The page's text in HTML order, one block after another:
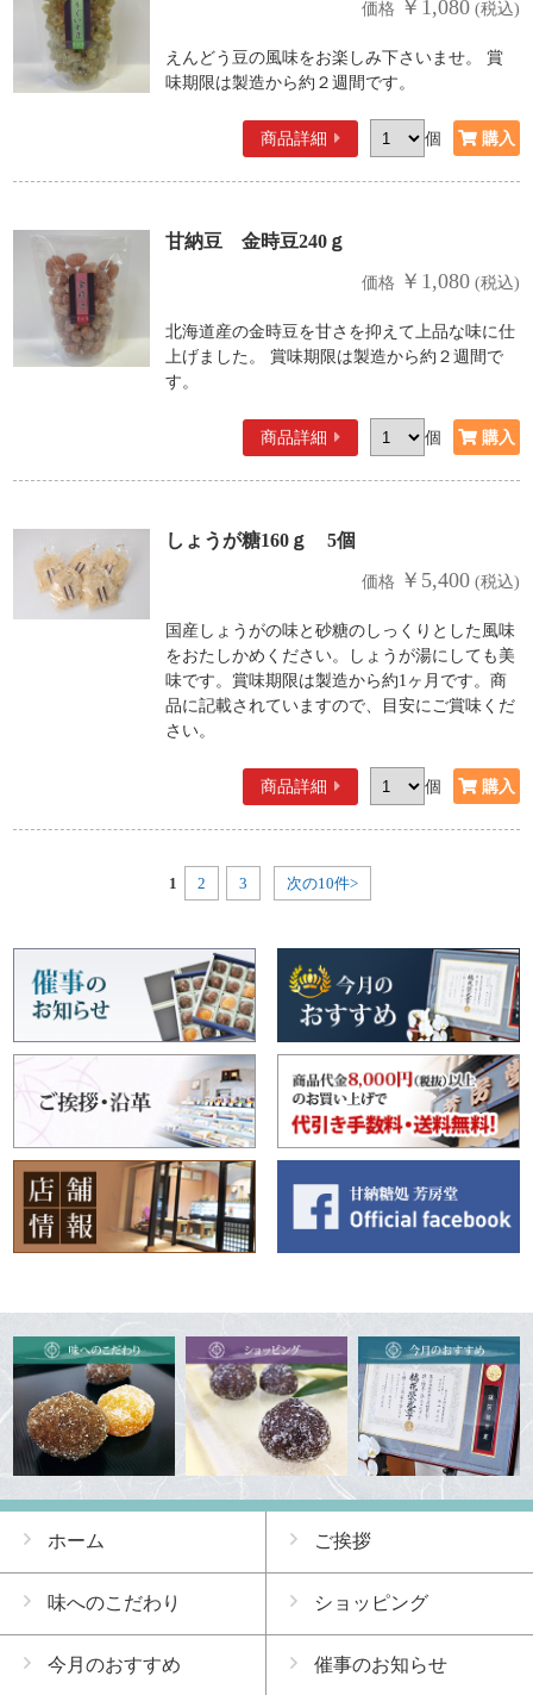
価格 ￥1,080(税込)
えんどう豆の風味をお楽しみ下さいませ。 賞
味期限は製造から約２週間です。
商品詳細 個
甘納豆 金時豆240ｇ
価格 ￥1,080(税込)
北海道産の金時豆を甘さを抑えて上品な味に仕
上げました。 賞味期限は製造から約２週間で
す。
商品詳細 個
しょうが糖160ｇ 5個
価格 ￥5,400(税込)
国産しょうがの味と砂糖のしっくりとした風味
をおたしかめください。しょうが湯にしても美
味です。賞味期限は製造から約1ヶ月です。商
品に記載されていますので、目安にご賞味くだ
さい。
商品詳細 個
1 2 3 次の10件>
ホーム ご挨拶
味へのこだわり ショッピング
今月のおすすめ 催事のお知らせ